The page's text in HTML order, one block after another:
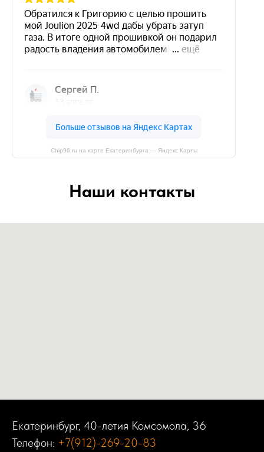
Chip96.ru на карте Екатеринбурга — Яндекс Карты
Наши контакты
Екатеринбург, 40-летия Комсомола, 36
Телефон: +7(912)-269-20-83